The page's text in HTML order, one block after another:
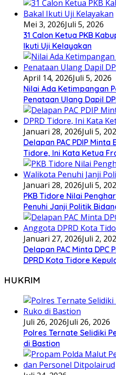
Mei 3, 2026Juli 5, 2026
31 Calon Ketua PKB
Ikuti Uji Kelayakan
April 14, 2026Juli 5, 2026
Nilai Ada Ketimpangan
Penataan Ulang Dapil
Januari 28, 2026Juli 5,
Delapan PAC PDIP Minta
Tidore, Ini Kata Ketua
Januari 28, 2026Juli 5,
PKB Tidore Nilai
Penuhi Janji Politik
Januari 27, 2026Juli 2,
Delapan PAC Minta DPC
DPRD Kota Tidore
HUKRIM
Juli 26, 2026Juli 26, 2026
Polres Ternate Selidiki
di Bastion